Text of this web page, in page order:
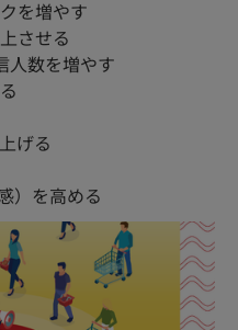
を増やす
させる
人数を増やす
げる
）を高める